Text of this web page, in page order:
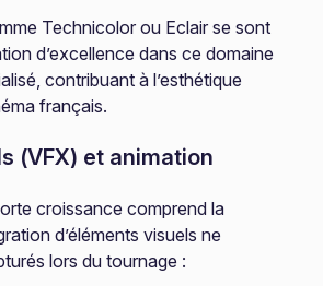
Technicolor ou Eclair se sont
d’excellence dans ce domaine
contribuant à l’esthétique
français.
(VFX) et animation
croissance comprend la
d’éléments visuels ne
lors du tournage :